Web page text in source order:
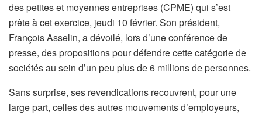
des petites et moyennes entreprises (CPME) qui s’est
prête à cet exercice, jeudi 10 février. Son président,
François Asselin, a dévoilé, lors d’une conférence de
presse, des propositions pour défendre cette catégorie de
sociétés au sein d’un peu plus de 6 millions de personnes.
Sans surprise, ses revendications recouvrent, pour une
large part, celles des autres mouvements d’employeurs,